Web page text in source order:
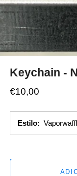
Keychain -
€10,00
Estilo